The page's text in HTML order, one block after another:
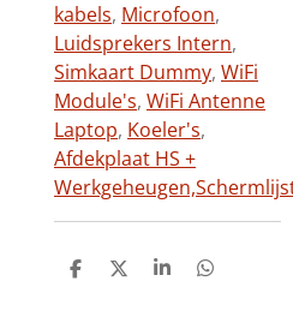
kabels, Microfoon,
Luidsprekers Intern,
Simkaart Dummy, WiFi
Module's, WiFi Antenne
Laptop, Koeler's,
Afdekplaat HS +
Werkgeheugen,
D
D
S
D